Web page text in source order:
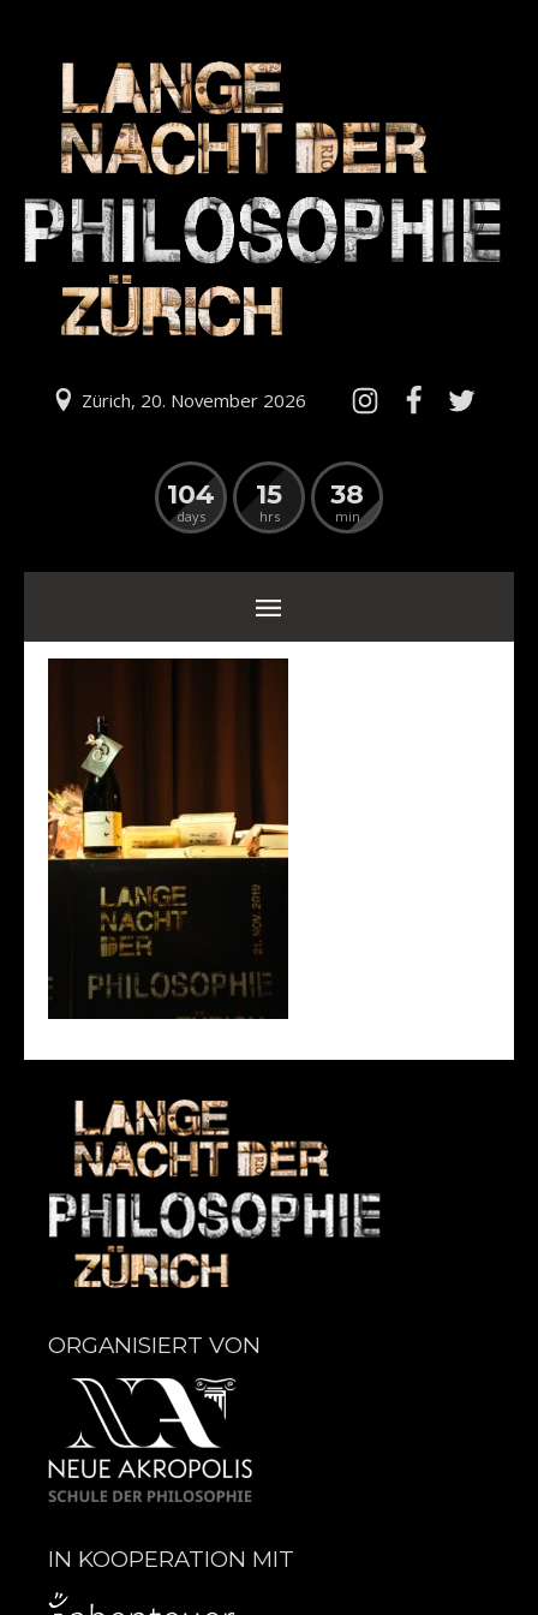
Zürich, 20. November 2026
104
days
15
hrs
38
min
ORGANISIERT VON
IN KOOPERATION MIT